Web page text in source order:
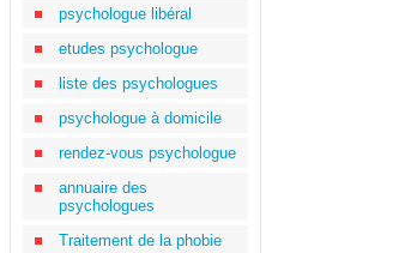
psychologue libéral
etudes psychologue
liste des psychologues
psychologue à domicile
rendez-vous psychologue
annuaire des
psychologues
Traitement de la phobie